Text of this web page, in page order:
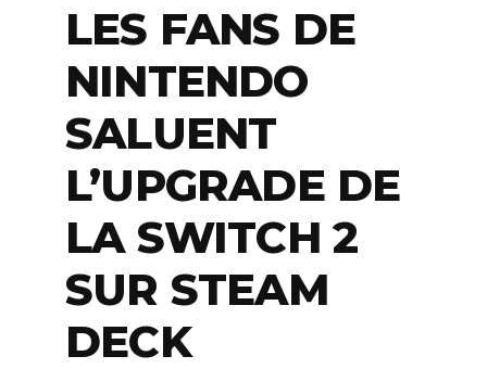
LES FANS DE
NINTENDO
SALUENT
L’UPGRADE DE
LA SWITCH 2
SUR STEAM
DECK